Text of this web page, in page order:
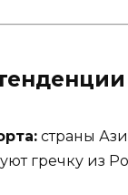
страны
гречку из